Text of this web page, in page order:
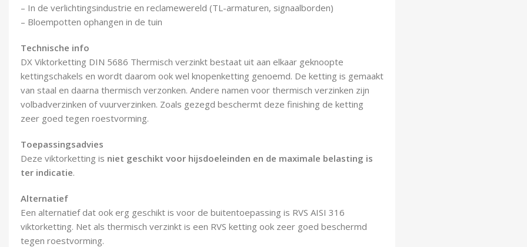
– In de verlichtingsindustrie en reclamewereld (TL-armaturen, signaalborden)
– Bloempotten ophangen in de tuin
Technische info
DX Viktorketting DIN 5686 Thermisch verzinkt bestaat uit aan elkaar geknoopte
kettingschakels en wordt daarom ook wel knopenketting genoemd. De ketting is gemaakt
van staal en daarna thermisch verzonken. Andere namen voor thermisch verzinken zijn
volbadverzinken of vuurverzinken. Zoals gezegd beschermt deze finishing de ketting
zeer goed tegen roestvorming.
Toepassingsadvies
Deze viktorketting is niet geschikt voor hijsdoeleinden en de maximale belasting is
ter indicatie.
Alternatief
Een alternatief dat ook erg geschikt is voor de buitentoepassing is RVS AISI 316
viktorketting. Net als thermisch verzinkt is een RVS ketting ook zeer goed beschermd
tegen roestvorming.